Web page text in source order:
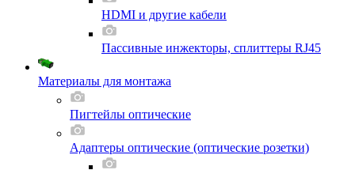
HDMI и другие кабели
Пассивные инжекторы, сплиттеры RJ45
Материалы для монтажа
Пигтейлы оптические
Адаптеры оптические (оптические розетки)